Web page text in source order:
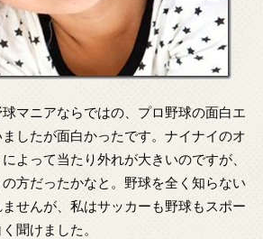
マニアならではの、プロ野球の面白エ
したが面白かったです。ナイナイのオ
よって当たり外れが大きいのですが、
方だったかなと。野球を全く知らない
せんが、私はサッカーも野球もスポー
聞けました。